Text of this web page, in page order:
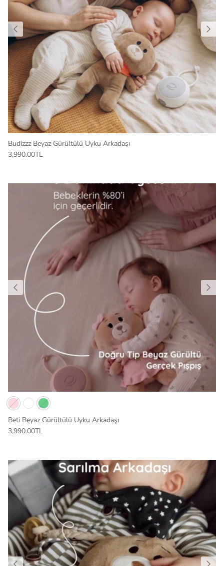
Budizzz Beyaz Gürültülü Uyku Arkadaşı
3,990.00TL
Beti Beyaz Gürültülü Uyku Arkadaşı
3,990.00TL